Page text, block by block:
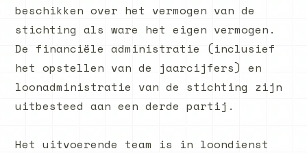
beschikken over het vermogen van de
stichting als ware het eigen vermogen.
De financiële administratie (inclusief
het opstellen van de jaarcijfers) en
loonadministratie van de stichting zijn
uitbesteed aan een derde partij.
Het uitvoerende team is in loondienst